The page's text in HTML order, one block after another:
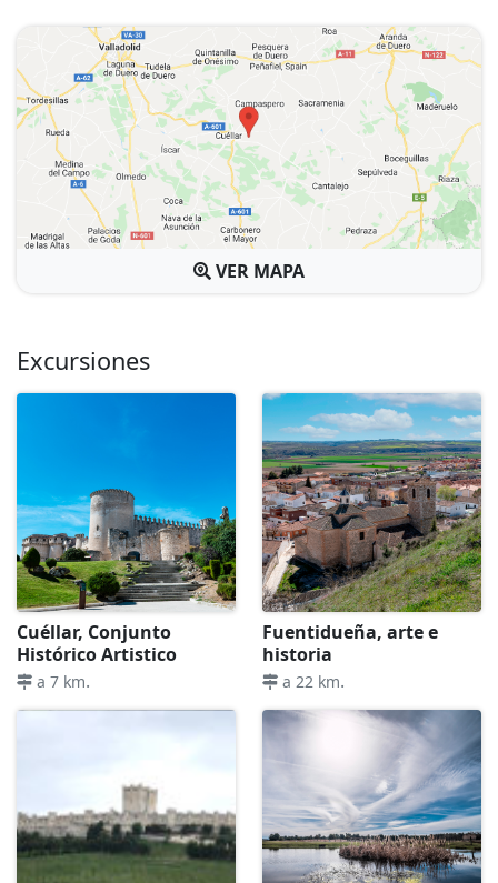
VER MAPA
Excursiones
Cuéllar, Conjunto
Histórico Artistico
a 7 km.
Fuentidueña, arte e
historia
a 22 km.